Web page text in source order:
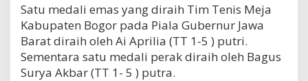
Satu medali emas yang diraih Tim Tenis Meja
Kabupaten Bogor pada Piala Gubernur Jawa
Barat diraih oleh Ai Aprilia (TT 1-5 ) putri.
Sementara satu medali perak diraih oleh Bagus
Surya Akbar (TT 1- 5 ) putra.